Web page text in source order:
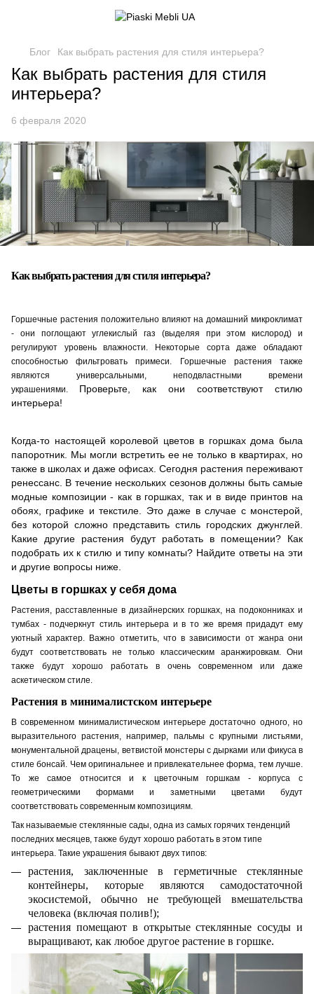
Блог Как выбрать растения для стиля интерьера?
Как выбрать растения для стиля
интерьера?
6 февраля 2020
Как выбрать растения для стиля интерьера?
Горшечные растения положительно влияют на домашний микроклимат
- они поглощают углекислый газ (выделяя при этом кислород) и
регулируют уровень влажности. Некоторые сорта даже обладают
способностью фильтровать примеси. Горшечные растения также
являются универсальными, неподвластными времени
украшениями. Проверьте, как они соответствуют стилю
интерьера!
Когда-то настоящей королевой цветов в горшках дома была
папоротник. Мы могли встретить ее не только в квартирах, но
также в школах и даже офисах. Сегодня растения переживают
ренессанс. В течение нескольких сезонов должны быть самые
модные композиции - как в горшках, так и в виде принтов на
обоях, графике и текстиле. Это даже в случае с монстерой,
без которой сложно представить стиль городских джунглей.
Какие другие растения будут работать в помещении? Как
подобрать их к стилю и типу комнаты? Найдите ответы на эти
и другие вопросы ниже.
Цветы в горшках у себя дома
Растения, расставленные в дизайнерских горшках, на подоконниках и
тумбах - подчеркнут стиль интерьера и в то же время придадут ему
уютный характер. Важно отметить, что в зависимости от жанра они
будут соответствовать не только классическим аранжировкам. Они
также будут хорошо работать в очень современном или даже
аскетическом стиле.
Растения в минималистском интерьере
В современном минималистическом интерьере достаточно одного, но
выразительного растения, например, пальмы с крупными листьями,
монументальной драцены, ветвистой монстеры с дырками или фикуса в
стиле бонсай. Чем оригинальнее и привлекательнее форма, тем лучше.
То же самое относится и к цветочным горшкам - корпуса с
геометрическими формами и заметными цветами будут
соответствовать современным композициям.
Так называемые стеклянные сады, одна из самых горячих тенденций
последних месяцев, также будут хорошо работать в этом типе
интерьера. Такие украшения бывают двух типов:
растения, заключенные в герметичные стеклянные
контейнеры, которые являются самодостаточной
экосистемой, обычно не требующей вмешательства
человека (включая полив!);
растения помещают в открытые стеклянные сосуды и
выращивают, как любое другое растение в горшке.